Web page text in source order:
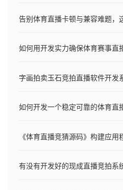
告别体育直播卡顿与兼容难题，
如何用开发实力确保体育赛事直
如何开发一个稳定可靠的体育直
《体育直播竞猜源码》构建应
有没有开发好的现成直播竞拍系